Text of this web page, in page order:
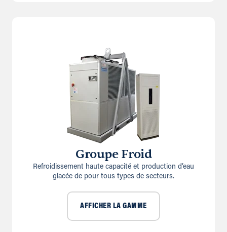
Groupe Froid
Refroidissement haute capacité et production d’eau
glacée de pour tous types de secteurs.
AFFICHER LA GAMME